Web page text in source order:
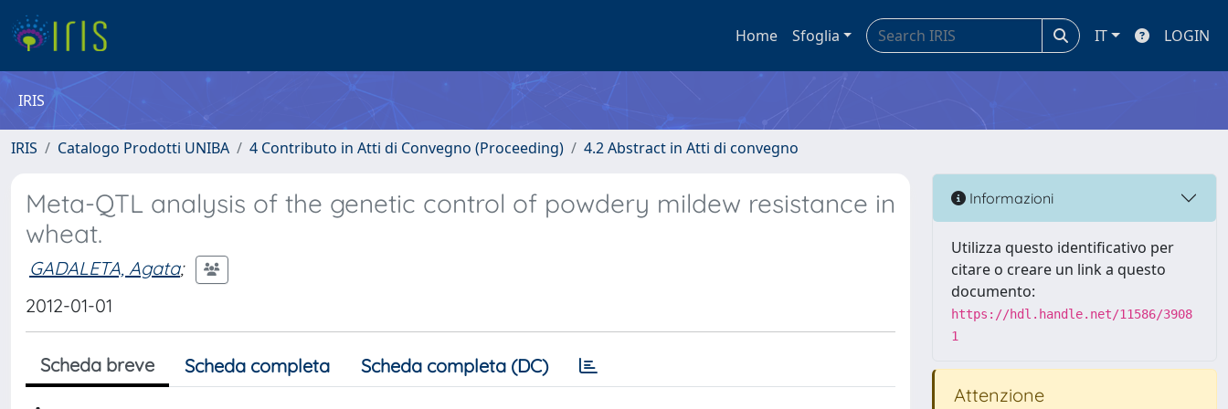
Home Sfoglia IT LOGIN
IRIS
IRIS Catalogo Prodotti UNIBA 4 Contributo in Atti di Convegno (Proceeding) 4.2 Abstract in Atti di convegno
Meta-QTL analysis of the genetic control of powdery mildew resistance in
wheat.
GADALETA, Agata;
2012-01-01
Scheda breve Scheda completa Scheda completa (DC)
Informazioni
Utilizza questo identificativo per
citare o creare un link a questo
documento:
https://hdl.handle.net/11586/3908
1
Attenzione